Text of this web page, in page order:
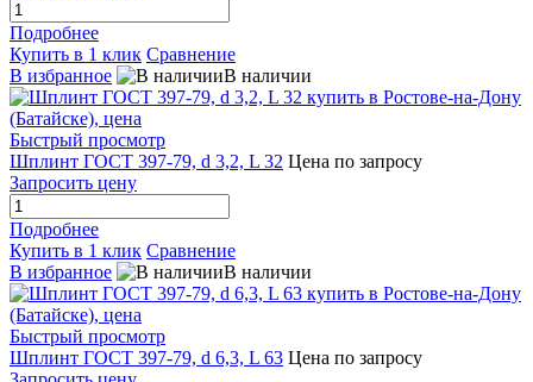
Подробнее
Купить в 1 клик Сравнение
В избранное
В наличии
Быстрый просмотр
Шплинт ГОСТ 397-79, d 3,2, L 32 Цена по запросу
Запросить цену
Подробнее
Купить в 1 клик Сравнение
В избранное
В наличии
Быстрый просмотр
Шплинт ГОСТ 397-79, d 6,3, L 63 Цена по запросу